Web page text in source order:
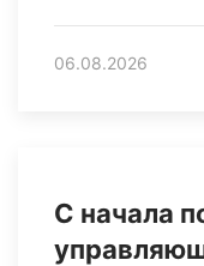
06.08.2026
С начала